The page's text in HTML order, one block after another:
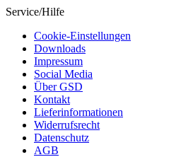
Service/Hilfe
Cookie-Einstellungen
Downloads
Impressum
Social Media
Über GSD
Kontakt
Lieferinformationen
Widerrufsrecht
Datenschutz
AGB